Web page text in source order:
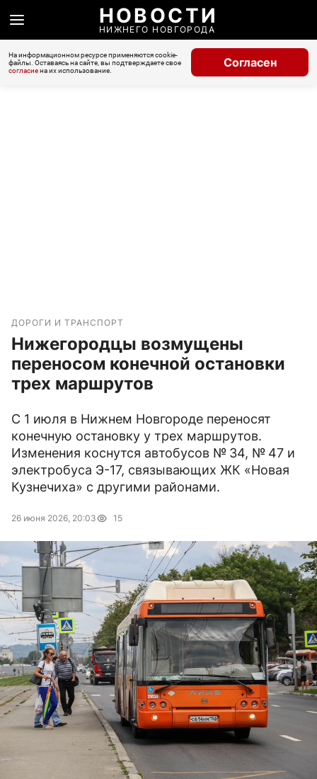
НОВОСТИ
НИЖНЕГО НОВГОРОДА
На информационном ресурсе применяются cookie-
файлы. Оставаясь на сайте, вы подтверждаете свое
согласиена их использование.
Согласен
ДОРОГИ И ТРАНСПОРТ
Нижегородцы возмущены
переносом конечной остановки
трех маршрутов
С 1 июля в Нижнем Новгороде переносят
конечную остановку у трех маршрутов.
Изменения коснутся автобусов № 34, № 47 и
электробуса Э-17, связывающих ЖК «Новая
Кузнечиха» с другими районами.
26 июня 2026, 20:03 15